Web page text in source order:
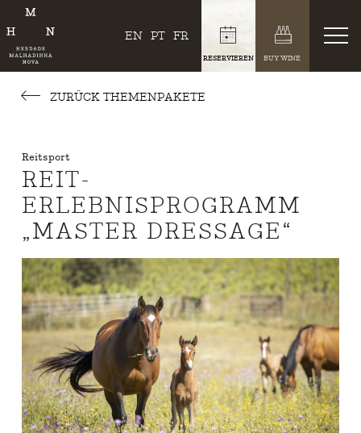
EN PT FR
RESERVIEREN BUY WINE
ZURÜCK THEMENPAKETE
Reitsport
REIT-
ERLEBNISPROGRAMM
„MASTER DRESSAGE“